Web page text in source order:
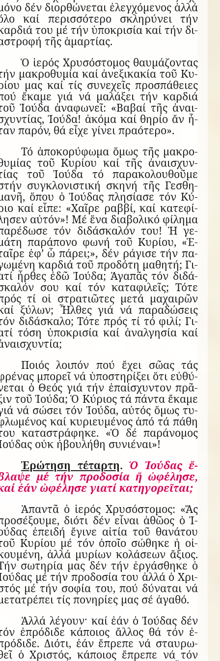
δέν δι­ορ­θώ­νε­ται ἐ­λεγ­χό­με­νος ἀλλά
καί πε­ρισ­σό­τερο σκλη­ρύ­νει τήν
του μέ τήν ὑ­πο­κρι­σία καί τήν δι­
τῆς ἁ­μαρ­τίας.
Ὁ ἱ­ε­ρός Χρυ­σό­στο­μος θαυ­μά­ζον­τας
μα­κρο­θυ­μία καί ἀ­νε­ξι­κα­κία τοῦ Κυ­
μας καί τίς συ­νε­χεῖς προ­σπά­θειες
ἔ­καμε γιά νά μα­λά­ξει τήν καρ­διά
Ἰ­ούδα ἀ­να­φω­νεῖ: «Βα­βαί τῆς ἀ­ναι­
Ἰ­ούδα! ἀ­κόμα καί θη­ρίο ἄν ἦ­
πα­ρόν, θά εἶχε γί­νει πρα­ό­τερο».
Τό ἀ­πο­κο­ρύ­φωμα ὅ­μως τῆς μα­κρο­
τοῦ Κυ­ρίου καί τῆς ἀ­ναι­σχυν­
τοῦ Ἰ­ούδα τό πα­ρα­κο­λου­θοῦμε
συγ­κλο­νι­στική σκηνή τῆς Γε­σθη­
ὅ­που ὁ Ἰ­ού­δας πλη­σί­ασε τόν Κύ­
καί εἶπε: «Χαῖρε ραββί, καί κα­τε­φί­
αὐ­τόν»! Μέ ἕνα δι­α­βο­λικό φί­λημα
τόν δι­δά­σκα­λόν του! Ἡ γε­
πα­ρά­πονο φωνή τοῦ Κυ­ρίου, «Ἑ­
ἐφ’ ὧ πά­ρει;», δέν ρά­γισε τήν πα­
καρ­διά τοῦ προ­δότη μα­θητή; Γι­
ἦρ­θες ἐδῶ Ἰ­ούδα; Ἀ­γα­πᾶς τόν δι­δά­
σου καί τόν κα­τα­φι­λεῖς; Τότε
τί οἱ στρα­τι­ῶ­τες μετά μα­χαι­ρῶν
ξύ­λων; Ἦλ­θες γιά νά πα­ρα­δώ­σεις
δι­δά­σκαλο; Τότε πρός τί τό φιλί; Γι­
τόση ὑ­πο­κρι­σία καί ἀ­ναλ­γη­σία καί
Ποιός λοι­πόν πού ἔ­χει σῶας τάς
μπο­ρεῖ νά ὑ­πο­στη­ρί­ξει ὅτι εὐ­θύ­
ὁ Θεός γιά τήν ἐ­παί­σχυν­τον πρᾶ­
τοῦ Ἰ­ούδα; Ὁ Κύ­ριος τά πάντα ἔ­καμε
νά σώ­σει τόν Ἰ­ούδα, αὐ­τός ὅ­μως τυ­
καί κυ­ρι­ευ­μέ­νος ἀπό τά πάθη
κα­τα­στρά­φηκε. «Ὁ δέ παράνομος
οὐκ ἠ­βου­λήθη συ­νι­έ­ναι»!
Ἐ­ρώ­τηση τέ­ταρτη. Ὁ Ἰ­ού­δας ἔ­
μέ τήν προ­δο­σία ἤ ὠ­φέ­λησε,
ἐάν ὠ­φέ­λησε γι­ατί κα­τη­γο­ρεῖ­ται;
Ἀ­παντᾶ ὁ ἱ­ε­ρός Χρυ­σό­στο­μος: «Ἄς
δι­ότι δέν εἶ­ναι ἀ­θῶος ὁ Ἰ­
ἐ­πειδή ἔ­γινε αἰ­τία τοῦ θα­νά­του
Κυ­ρίου μέ τόν ὁ­ποῖο σώ­θηκε ἡ οἰ­
ἀλλά μυ­ρίων κο­λά­σεων ἄ­ξιος.
σω­τη­ρία μας δέν τήν ἐρ­γά­σθηκε ὁ
μέ τήν προ­δο­σία του ἀλλά ὁ Χρι­
μέ τήν σο­φία του, πού δύ­να­ται νά
τίς πο­νη­ρίες μας σέ ἀ­γαθό.
Ἀλλά λέ­γουν· καί ἐάν ὁ Ἰ­ού­δας δέν
ἐ­πρό­διδε κά­ποιος ἄλ­λος θά τόν ἐ­
Δι­ότι, ἐάν ἔ­πρεπε νά σταυ­ρω­
ὁ Χρι­στός, κά­ποιος ἔ­πρεπε νά τόν